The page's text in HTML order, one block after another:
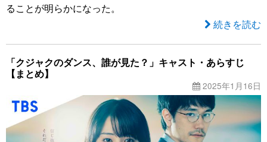
ることが明らかになった。
続きを読む
「クジャクのダンス、誰が見た？」キャスト・あらすじ
【まとめ】
2025年1月16日